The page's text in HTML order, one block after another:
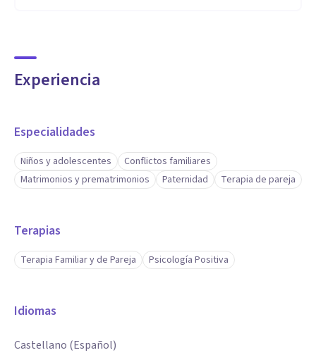
Experiencia
Especialidades
Niños y adolescentes
Conflictos familiares
Matrimonios y prematrimonios
Paternidad Terapia de pareja
Terapias
Terapia Familiar y de Pareja Psicología Positiva
Idiomas
Castellano (Español)